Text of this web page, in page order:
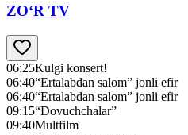
ZO‘R TV
06:25Kulgi konsert!
06:40“Ertalabdan salom” jonli efir
06:40“Ertalabdan salom” jonli efir
09:15“Dovuchchalar”
09:40Multfilm